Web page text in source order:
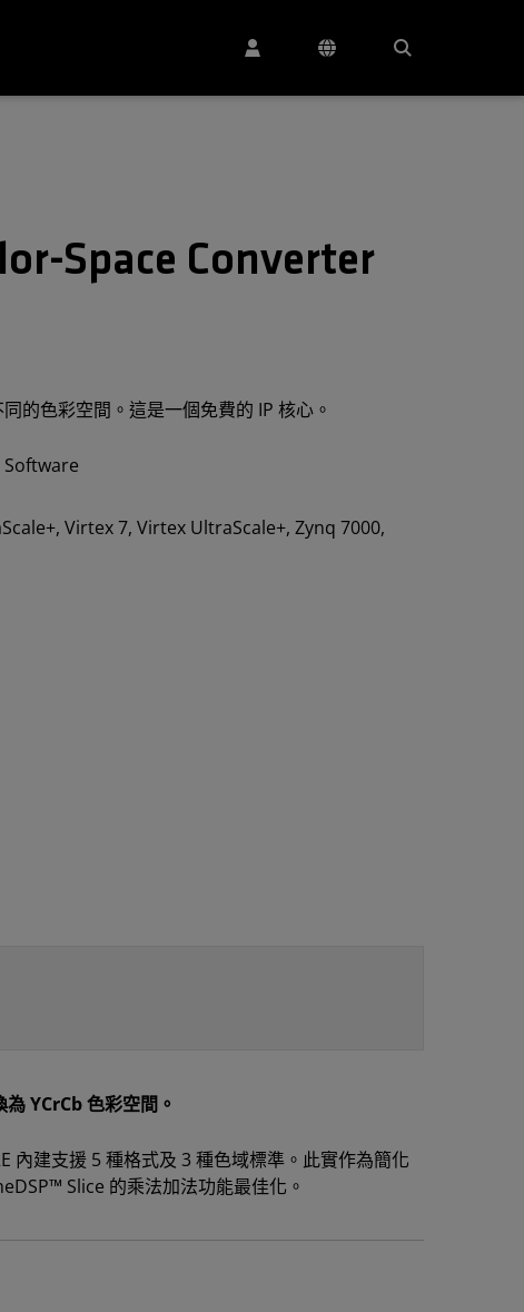
Space Converter
的色彩空間。這是一個免費的 IP 核心。
Software
Virtex 7, Virtex UltraScale+, Zynq 7000,
YCrCb 色彩空間。
內建支援 5 種格式及 3 種色域標準。此實作為簡化
Slice 的乘法加法功能最佳化。